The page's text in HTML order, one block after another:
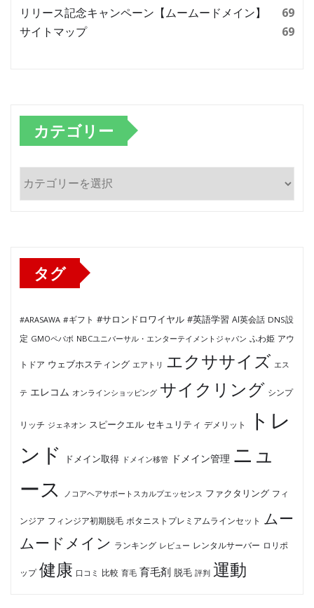
リリース記念キャンペーン【ムームードメイン】
69
サイトマップ
69
カテゴリー
カ
タグ
#ARASAWA #ギフト #サロンドロワイヤル #英語学習 AI英会話 DNS設
定 GMOペパボ NBCユニバーサル・エンターテイメントジャパン ふわ姫 アウ
トドア ウェブホスティング エアトリ エクササイズ エス
テ エレコム オンラインショッピング サイクリング シンプ
リッチ ジェネオン スピークエル セキュリティ デメリット
トレ
ンド
ドメイン取得 ドメイン移管 ドメイン管理 ニュ
ース
ノコアヘアサポートスカルプエッセンス ファクタリング フィ
ンジア フィンジア初期脱毛 ボタニストプレミアムラインセット ムー
ムードメイン ランキング レビュー レンタルサーバー ロリポ
ップ 健康 口コミ 比較 育毛 育毛剤 脱毛 評判 運動